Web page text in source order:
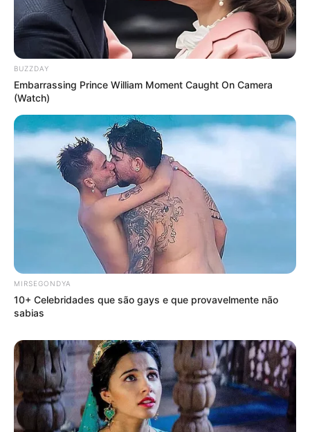
SHARE THIS Share it Tweet
BUZZDAY
Embarrassing Prince William Moment Caught On Camera
(Watch)
MIRSEGONDYA
10+ Celebridades que são gays e que provavelmente não
sabias